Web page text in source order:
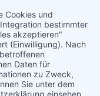
Ihrer Anfrage
jederzeit für die
widerrufen.
Nutzerdaten finden Sie